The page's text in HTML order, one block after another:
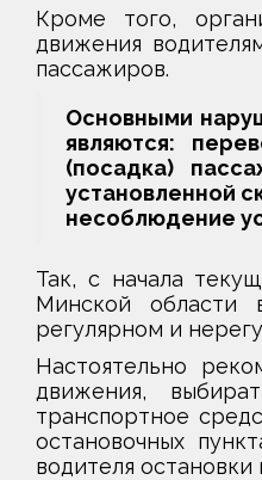
Кроме того,
движения
пассажиров.
Основными
являются:
(посадка)
установленной
несоблюдение
Так, с начала
Минской области
регулярном и
Настоятельно
движения,
транспортное
остановочных
водителя